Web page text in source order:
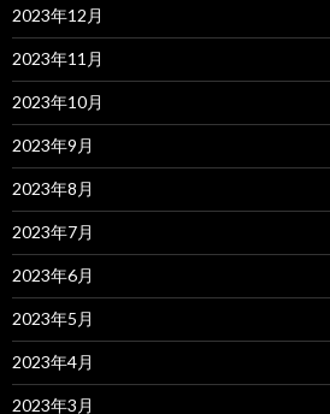
2023年12月
2023年11月
2023年10月
2023年9月
2023年8月
2023年7月
2023年6月
2023年5月
2023年4月
2023年3月